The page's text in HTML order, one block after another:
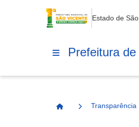
Estado de
Prefeitura
Página Inicial
Transparência